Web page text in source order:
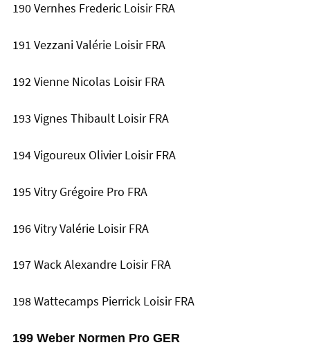
190 Vernhes Frederic Loisir FRA
191 Vezzani Valérie Loisir FRA
192 Vienne Nicolas Loisir FRA
193 Vignes Thibault Loisir FRA
194 Vigoureux Olivier Loisir FRA
195 Vitry Grégoire Pro FRA
196 Vitry Valérie Loisir FRA
197 Wack Alexandre Loisir FRA
198 Wattecamps Pierrick Loisir FRA
199 Weber Normen Pro GER